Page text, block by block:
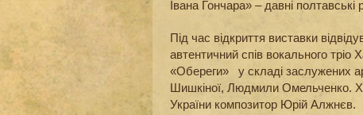
Івана Гончара» – давні
Під час відкриття виставки
автентичний спів вокального тріо
«Обереги» у складі заслужених
Шишкіної, Людмили Омельченко.
України композитор Юрій Алжнєв.